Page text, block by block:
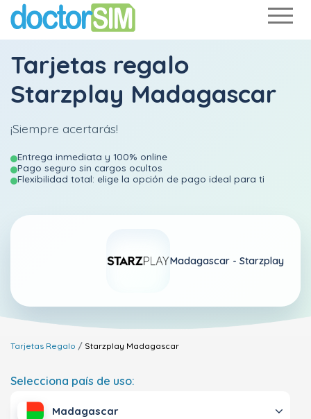
Tarjetas regalo
Starzplay Madagascar
¡Siempre acertarás!
Entrega inmediata y 100% online
Pago seguro sin cargos ocultos
Flexibilidad total: elige la opción de pago ideal para ti
Madagascar - Starzplay
Tarjetas Regalo Starzplay Madagascar
Selecciona país de uso:
Madagascar